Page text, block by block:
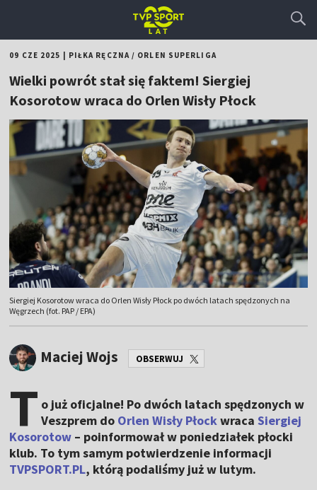
09 CZE 2025 PIŁKA RĘCZNA/ ORLEN SUPERLIGA
Wielki powrót stał się faktem! Siergiej
Kosorotow wraca do Orlen Wisły Płock
Siergiej Kosorotow wraca do Orlen Wisły Płock po dwóch latach spędzonych na
Węgrzech (fot. PAP / EPA)
Maciej Wojs OBSERWUJ
T o już oficjalne! Po dwóch latach spędzonych w
Veszprem do Orlen Wisły PłockwracaSiergiej
Kosorotow – poinformował w poniedziałek płocki
klub. To tym samym potwierdzenie informacji
TVPSPORT.PL, którą podaliśmy już w lutym.